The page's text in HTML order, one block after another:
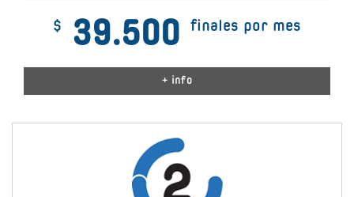
$ 39.500 finales por mes
+ info